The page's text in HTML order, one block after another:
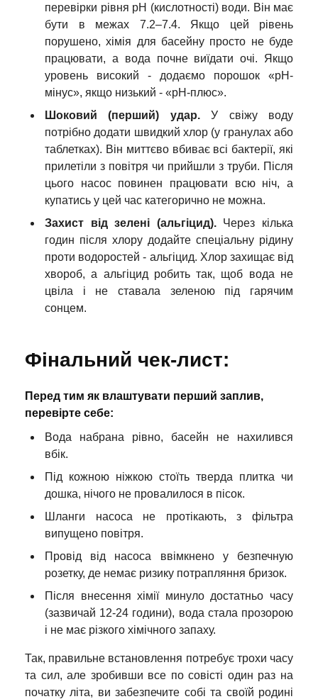
перевірки рівня pH (кислотності) води. Він має
бути в межах 7.2–7.4. Якщо цей рівень
порушено, хімія для басейну просто не буде
працювати, а вода почне виїдати очі. Якщо
уровень високий - додаємо порошок «pH-
мінус», якщо низький - «pH-плюс».
Шоковий (перший) удар.У свіжу воду
потрібно додати швидкий хлор (у гранулах або
таблетках). Він миттєво вбиває всі бактерії, які
прилетіли з повітря чи прийшли з труби. Після
цього насос повинен працювати всю ніч, а
купатись у цей час категорично не можна.
Захист від зелені (альгіцид).Через кілька
годин після хлору додайте спеціальну рідину
проти водоростей - альгіцид. Хлор захищає від
хвороб, а альгіцид робить так, щоб вода не
цвіла і не ставала зеленою під гарячим
сонцем.
Фінальний чек-лист:
Перед тим як влаштувати перший заплив,
перевірте себе:
Вода набрана рівно, басейн не нахилився
вбік.
Під кожною ніжкою стоїть тверда плитка чи
дошка, нічого не провалилося в пісок.
Шланги насоса не протікають, з фільтра
випущено повітря.
Провід від насоса ввімкнено у безпечную
розетку, де немає ризику потрапляння бризок.
Після внесення хімії минуло достатньо часу
(зазвичай 12-24 години), вода стала прозорою
і не має різкого хімічного запаху.
Так, правильне встановлення потребує трохи часу
та сил, але зробивши все по совісті один раз на
початку літа, ви забезпечите собі та своїй родині